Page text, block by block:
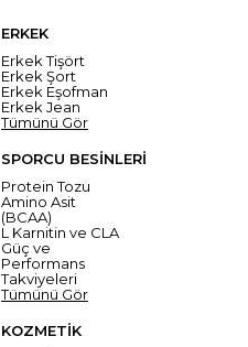
ERKEK
Erkek Tişört
Erkek Şort
Erkek Eşofman
Erkek Jean
Tümünü Gör
SPORCU BESİNLERİ
Protein Tozu
Amino Asit
(BCAA)
L Karnitin ve CLA
Güç ve
Performans
Takviyeleri
Tümünü Gör
KOZMETİK